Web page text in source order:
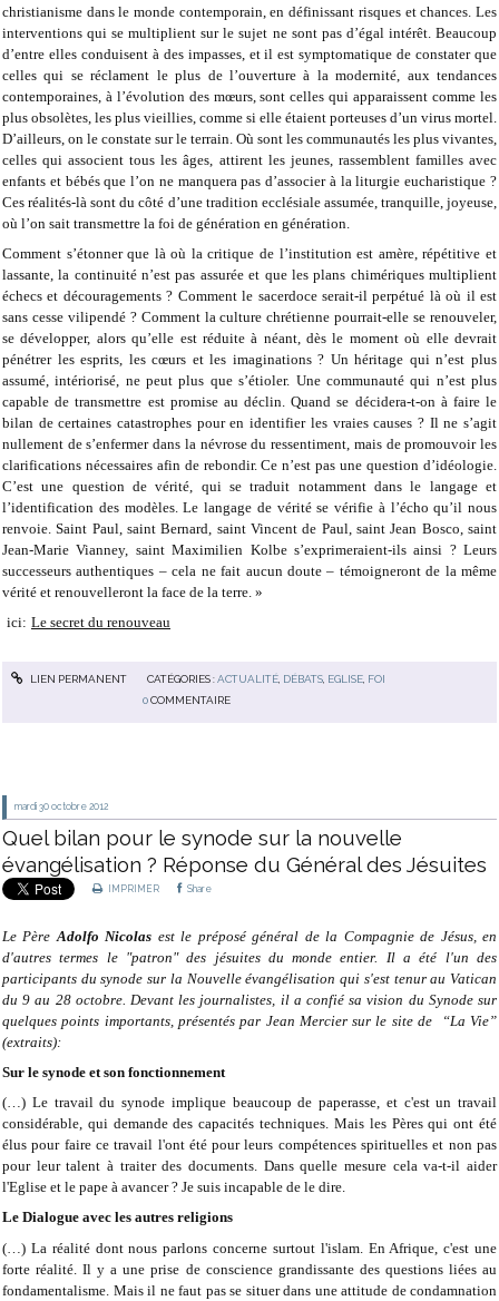
christianisme dans le monde contemporain, en définissant risques et chances. Les
interventions qui se multiplient sur le sujet ne sont pas d’égal intérêt. Beaucoup
d’entre elles conduisent à des impasses, et il est symptomatique de constater que
celles qui se réclament le plus de l’ouverture à la modernité, aux tendances
contemporaines, à l’évolution des mœurs, sont celles qui apparaissent comme les
plus obsolètes, les plus vieillies, comme si elle étaient porteuses d’un virus mortel.
D’ailleurs, on le constate sur le terrain. Où sont les communautés les plus vivantes,
celles qui associent tous les âges, attirent les jeunes, rassemblent familles avec
enfants et bébés que l’on ne manquera pas d’associer à la liturgie eucharistique ?
Ces réalités-là sont du côté d’une tradition ecclésiale assumée, tranquille, joyeuse,
où l’on sait transmettre la foi de génération en génération.
Comment s’étonner que là où la critique de l’institution est amère, répétitive et
lassante, la continuité n’est pas assurée et que les plans chimériques multiplient
échecs et découragements ? Comment le sacerdoce serait-il perpétué là où il est
sans cesse vilipendé ? Comment la culture chrétienne pourrait-elle se renouveler,
se développer, alors qu’elle est réduite à néant, dès le moment où elle devrait
pénétrer les esprits, les cœurs et les imaginations ? Un héritage qui n’est plus
assumé, intériorisé, ne peut plus que s’étioler. Une communauté qui n’est plus
capable de transmettre est promise au déclin. Quand se décidera-t-on à faire le
bilan de certaines catastrophes pour en identifier les vraies causes ? Il ne s’agit
nullement de s’enfermer dans la névrose du ressentiment, mais de promouvoir les
clarifications nécessaires afin de rebondir. Ce n’est pas une question d’idéologie.
C’est une question de vérité, qui se traduit notamment dans le langage et
l’identification des modèles. Le langage de vérité se vérifie à l’écho qu’il nous
renvoie. Saint Paul, saint Bernard, saint Vincent de Paul, saint Jean Bosco, saint
Jean-Marie Vianney, saint Maximilien Kolbe s’exprimeraient-ils ainsi ? Leurs
successeurs authentiques – cela ne fait aucun doute – témoigneront de la même
vérité et renouvelleront la face de la terre. »
ici: Le secret du renouveau
LIEN PERMANENT CATÉGORIES :ACTUALITÉ, DÉBATS, EGLISE, FOI
0 COMMENTAIRE
mardi 30 octobre 2012
Quel bilan pour le synode sur la nouvelle
évangélisation ? Réponse du Général des Jésuites
IMPRIMER Share
Le PèreAdolfo Nicolas est le préposé général de la Compagnie de Jésus, en
d'autres termes le "patron" des jésuites du monde entier. Il a été l'un des
participants du synode sur la Nouvelle évangélisation qui s'est tenur au Vatican
du 9 au 28 octobre. Devant les journalistes, il a confié sa vision du Synode sur
quelques points importants, présentés par Jean Mercier sur le site de “La Vie”
(extraits):
Sur le synode et son fonctionnement
(…) Le travail du synode implique beaucoup de paperasse, et c'est un travail
considérable, qui demande des capacités techniques. Mais les Pères qui ont été
élus pour faire ce travail l'ont été pour leurs compétences spirituelles et non pas
pour leur talent à traiter des documents. Dans quelle mesure cela va-t-il aider
l'Eglise et le pape à avancer ? Je suis incapable de le dire.
Le Dialogue avec les autres religions
(…) La réalité dont nous parlons concerne surtout l'islam. En Afrique, c'est une
forte réalité. Il y a une prise de conscience grandissante des questions liées au
fondamentalisme. Mais il ne faut pas se situer dans une attitude de condamnation